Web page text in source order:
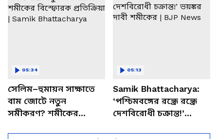
সেলিম–হুমায়ন সাক্ষাতে
বাম জোটে নতুন
সমীকরণ? শমীকের
05:34
Samik Bhattacharya:
‘পশ্চিমবঙ্গের রন্ধ্রে রন্ধ্রে
দেশবিরোধী চক্রান্ত!’
05:13